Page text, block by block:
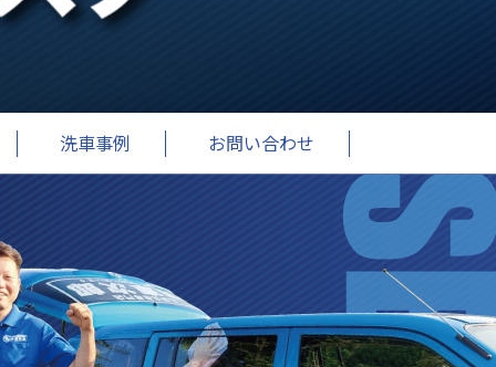
洗車事例 お問い合わせ